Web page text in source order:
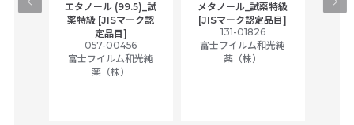
エタノール (99.5)_試
薬特級 [JISマーク認
定品目]
057-00456
富士フイルム和光純
薬（株）
メタノール_試薬特級
[JISマーク認定品目]
131-01826
富士フイルム和光純
薬（株）
ア